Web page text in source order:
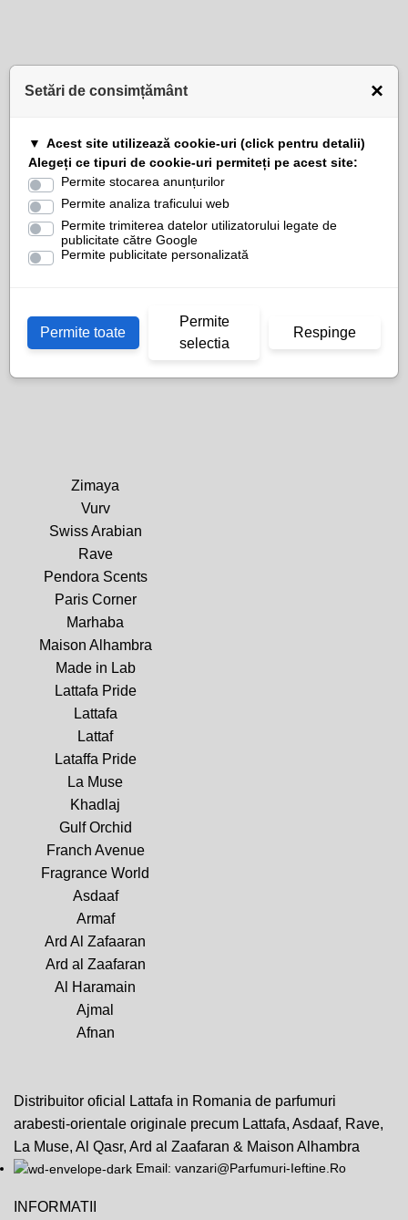
Zimaya
Vurv
Swiss Arabian
Rave
Pendora Scents
Paris Corner
Marhaba
Maison Alhambra
Made in Lab
Lattafa Pride
Lattafa
Lattaf
Lataffa Pride
La Muse
Khadlaj
Gulf Orchid
Franch Avenue
Fragrance World
Asdaaf
Armaf
Ard Al Zafaaran
Ard al Zaafaran
Al Haramain
Ajmal
Afnan
Distribuitor oficial Lattafa in Romania de parfumuri
arabesti-orientale originale precum Lattafa, Asdaaf, Rave,
La Muse, Al Qasr, Ard al Zaafaran & Maison Alhambra
Email: vanzari@Parfumuri-Ieftine.Ro
INFORMATII
Setări de consimțământ ×
Acest site utilizează cookie-uri (click pentru detalii)
Alegeți ce tipuri de cookie-uri permiteți pe acest site:
Permite stocarea anunțurilor
Permite analiza traficului web
Permite trimiterea datelor utilizatorului legate de
publicitate către Google
Permite publicitate personalizată
Permite toate
Permite
selectia
Respinge